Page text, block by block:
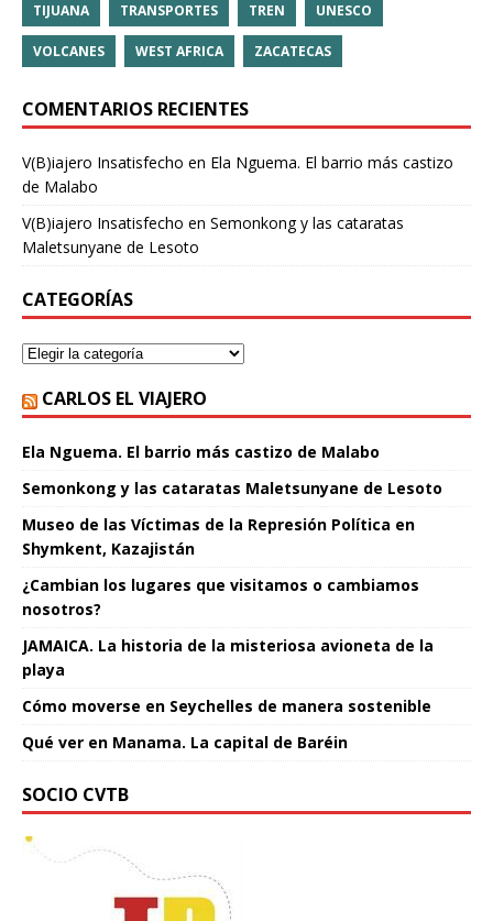
TIJUANA TRANSPORTES TREN UNESCO
VOLCANES WEST AFRICA ZACATECAS
COMENTARIOS RECIENTES
V(B)iajero Insatisfecho en Ela Nguema. El barrio más castizo
de Malabo
V(B)iajero Insatisfecho en Semonkong y las cataratas
Maletsunyane de Lesoto
CATEGORÍAS
CARLOS EL VIAJERO
Ela Nguema. El barrio más castizo de Malabo
Semonkong y las cataratas Maletsunyane de Lesoto
Museo de las Víctimas de la Represión Política en
Shymkent, Kazajistán
¿Cambian los lugares que visitamos o cambiamos
nosotros?
JAMAICA. La historia de la misteriosa avioneta de la
playa
Cómo moverse en Seychelles de manera sostenible
Qué ver en Manama. La capital de Baréin
SOCIO CVTB